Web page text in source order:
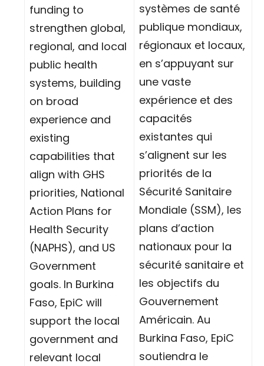
funding to
strengthen global,
regional, and local
public health
systems, building
on broad
experience and
existing
capabilities that
align with GHS
priorities, National
Action Plans for
Health Security
(NAPHS), and US
Government
goals. In Burkina
Faso, EpiC will
support the local
government and
relevant local
systèmes de santé
publique mondiaux,
régionaux et locaux,
en s’appuyant sur
une vaste
expérience et des
capacités
existantes qui
s’alignent sur les
priorités de la
Sécurité Sanitaire
Mondiale (SSM), les
plans d’action
nationaux pour la
sécurité sanitaire et
les objectifs du
Gouvernement
Américain. Au
Burkina Faso, EpiC
soutiendra le